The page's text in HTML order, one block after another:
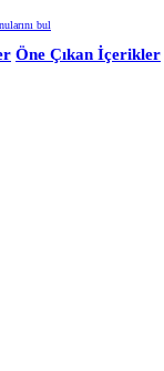
bul
Öne Çıkan İçerikler